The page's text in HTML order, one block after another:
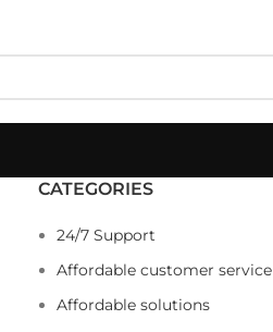
CATEGORIES
24/7 Support
Affordable customer service
Affordable solutions